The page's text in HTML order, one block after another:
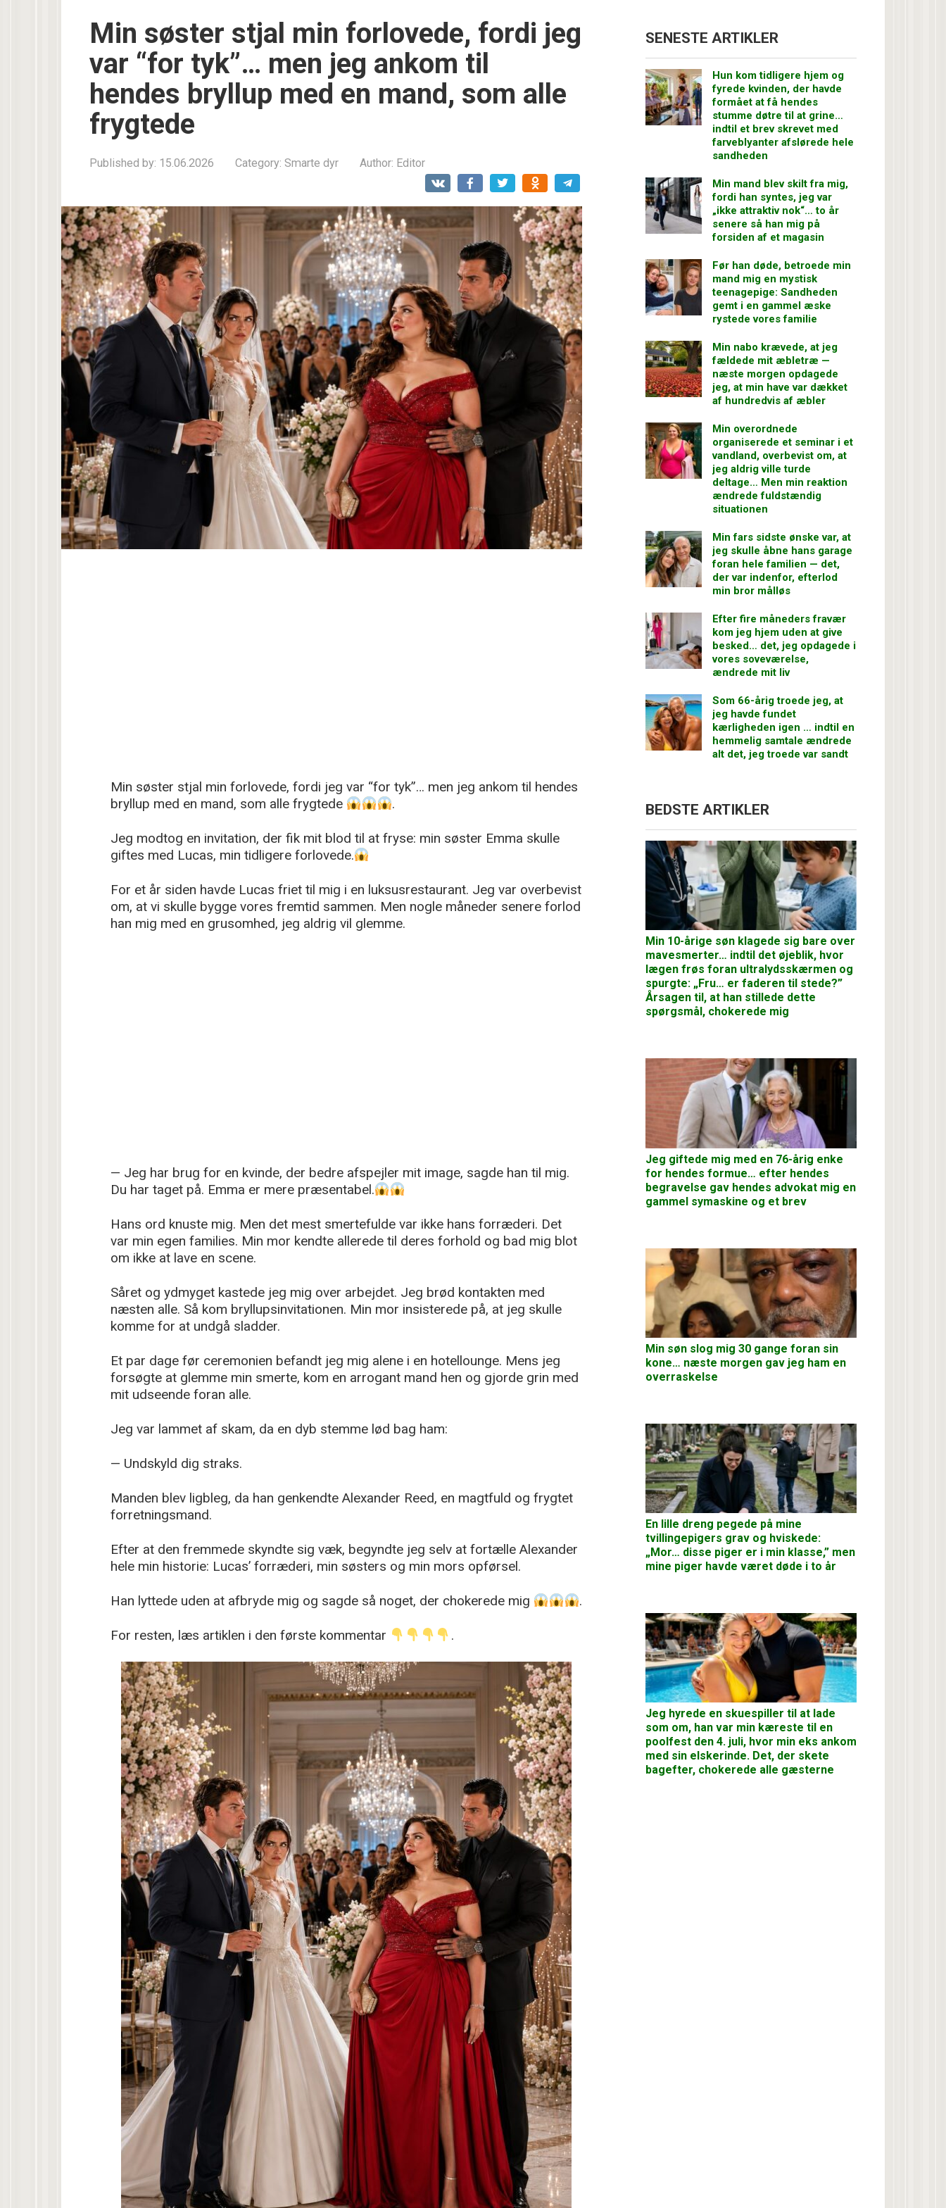
Min søster stjal min forlovede, fordi jeg
var “for tyk”… men jeg ankom til
hendes bryllup med en mand, som alle
frygtede
Published by: 15.06.2026 Category: Smarte dyr Author: Editor
Min søster stjal min forlovede, fordi jeg var “for tyk”… men jeg ankom til hendes
bryllup med en mand, som alle frygtede
.
Jeg modtog en invitation, der fik mit blod til at fryse: min søster Emma skulle
giftes med Lucas, min tidligere forlovede.
For et år siden havde Lucas friet til mig i en luksusrestaurant. Jeg var overbevist
om, at vi skulle bygge vores fremtid sammen. Men nogle måneder senere forlod
han mig med en grusomhed, jeg aldrig vil glemme.
— Jeg har brug for en kvinde, der bedre afspejler mit image, sagde han til mig.
Du har taget på. Emma er mere præsentabel.
Hans ord knuste mig. Men det mest smertefulde var ikke hans forræderi. Det
var min egen families. Min mor kendte allerede til deres forhold og bad mig blot
om ikke at lave en scene.
Såret og ydmyget kastede jeg mig over arbejdet. Jeg brød kontakten med
næsten alle. Så kom bryllupsinvitationen. Min mor insisterede på, at jeg skulle
komme for at undgå sladder.
Et par dage før ceremonien befandt jeg mig alene i en hotellounge. Mens jeg
forsøgte at glemme min smerte, kom en arrogant mand hen og gjorde grin med
mit udseende foran alle.
Jeg var lammet af skam, da en dyb stemme lød bag ham:
— Undskyld dig straks.
Manden blev ligbleg, da han genkendte Alexander Reed, en magtfuld og frygtet
forretningsmand.
Efter at den fremmede skyndte sig væk, begyndte jeg selv at fortælle Alexander
hele min historie: Lucas’ forræderi, min søsters og min mors opførsel.
Han lyttede uden at afbryde mig og sagde så noget, der chokerede mig .
For resten, læs artiklen i den første kommentar .
SENESTE ARTIKLER
Hun kom tidligere hjem og
fyrede kvinden, der havde
formået at få hendes
stumme døtre til at grine…
indtil et brev skrevet med
farveblyanter afslørede hele
sandheden
Min mand blev skilt fra mig,
fordi han syntes, jeg var
„ikke attraktiv nok“… to år
senere så han mig på
forsiden af et magasin
Før han døde, betroede min
mand mig en mystisk
teenagepige: Sandheden
gemt i en gammel æske
rystede vores familie
Min nabo krævede, at jeg
fældede mit æbletræ —
næste morgen opdagede
jeg, at min have var dækket
af hundredvis af æbler
Min overordnede
organiserede et seminar i et
vandland, overbevist om, at
jeg aldrig ville turde
deltage… Men min reaktion
ændrede fuldstændig
situationen
Min fars sidste ønske var, at
jeg skulle åbne hans garage
foran hele familien — det,
der var indenfor, efterlod
min bror målløs
Efter fire måneders fravær
kom jeg hjem uden at give
besked… det, jeg opdagede i
vores soveværelse,
ændrede mit liv
Som 66-årig troede jeg, at
jeg havde fundet
kærligheden igen … indtil en
hemmelig samtale ændrede
alt det, jeg troede var sandt
BEDSTE ARTIKLER
Min 10-årige søn klagede sig bare over
mavesmerter… indtil det øjeblik, hvor
lægen frøs foran ultralydsskærmen og
spurgte: „Fru… er faderen til stede?”
Årsagen til, at han stillede dette
spørgsmål, chokerede mig
Jeg giftede mig med en 76-årig enke
for hendes formue… efter hendes
begravelse gav hendes advokat mig en
gammel symaskine og et brev
Min søn slog mig 30 gange foran sin
kone… næste morgen gav jeg ham en
overraskelse
En lille dreng pegede på mine
tvillingepigers grav og hviskede:
„Mor… disse piger er i min klasse,” men
mine piger havde været døde i to år
Jeg hyrede en skuespiller til at lade
som om, han var min kæreste til en
poolfest den 4. juli, hvor min eks ankom
med sin elskerinde. Det, der skete
bagefter, chokerede alle gæsterne